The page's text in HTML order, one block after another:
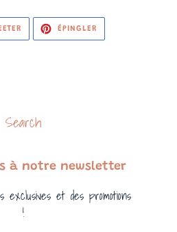
TWEETER
TWITTER
ÉPINGLER
PINTEREST
Search
à notre newsletter
et des promotions
!